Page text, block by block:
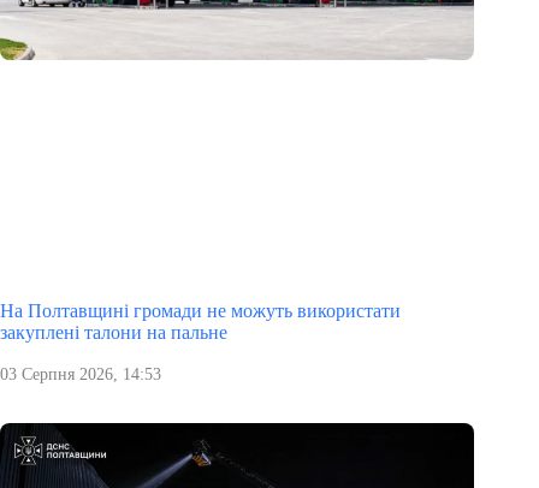
На Полтавщині громади не можуть використати
закуплені талони на пальне
03 Серпня 2026, 14:53